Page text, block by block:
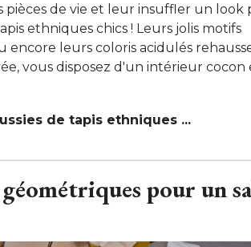
pièces de vie et leur insuffler un look
ethniques chics ! Leurs jolis motifs
encore leurs coloris acidulés
vous disposez d'un intérieur cocon
de tapis ethniques ...
pour un